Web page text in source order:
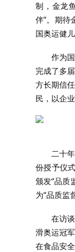
制，金龙
伴”。期待
国奥运健
作为
完成了多
方长期信
民，以企
二十
份授予仪
颁发“品质
为“品质监
在访
滑奥运冠
在食品安